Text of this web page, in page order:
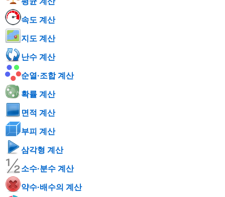
속도 계산
지도 계산
난수 계산
순열·조합 계산
확률 계산
면적 계산
부피 계산
삼각형 계산
소수·분수 계산
약수·배수의 계산